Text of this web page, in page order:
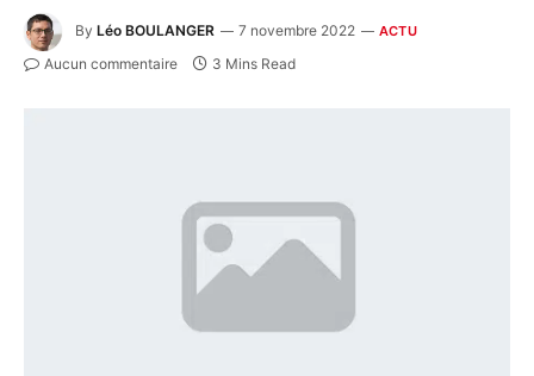
By Léo BOULANGER 7 novembre 2022 ACTU
Aucun commentaire 3 Mins Read